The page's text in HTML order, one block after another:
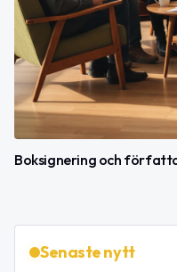
Boksignering och
Senaste nytt